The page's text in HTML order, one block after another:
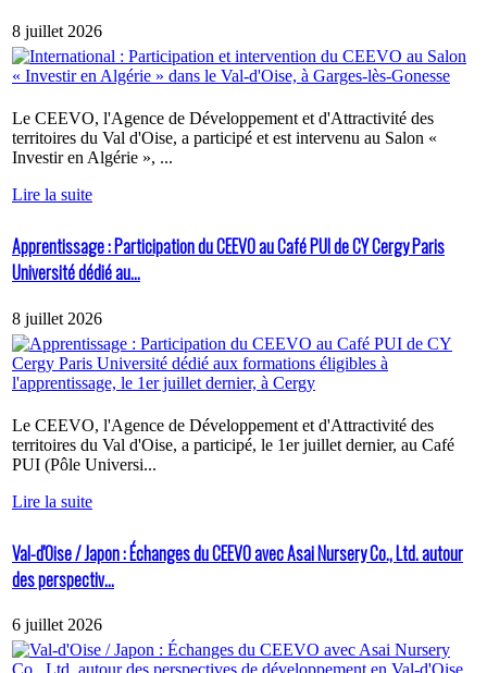
8 juillet 2026
Le CEEVO, l'Agence de Développement et d'Attractivité des
territoires du Val d'Oise, a participé et est intervenu au Salon «
Investir en Algérie », ...
Lire la suite
Apprentissage : Participation du CEEVO au Café PUI de CY Cergy Paris
Université dédié au...
8 juillet 2026
Le CEEVO, l'Agence de Développement et d'Attractivité des
territoires du Val d'Oise, a participé, le 1er juillet dernier, au Café
PUI (Pôle Universi...
Lire la suite
Val-d'Oise / Japon : Échanges du CEEVO avec Asai Nursery Co., Ltd. autour
des perspectiv...
6 juillet 2026